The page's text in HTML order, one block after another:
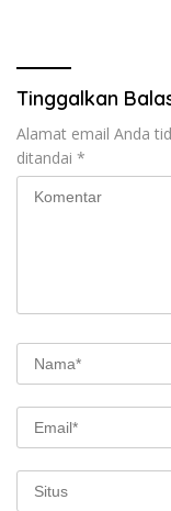
Tinggalkan
Alamat email Anda
ditandai *